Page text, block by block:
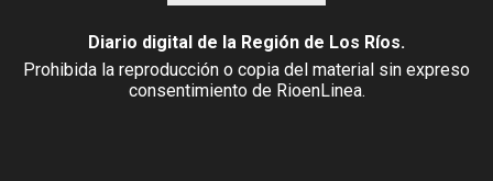
Diario digital de la Región de Los Ríos.
Prohibida la reproducción o copia del material sin expreso
consentimiento de RioenLinea.